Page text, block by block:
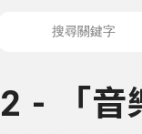
2 - 「音